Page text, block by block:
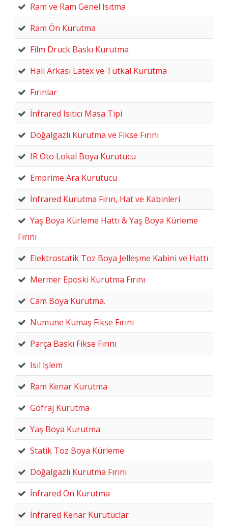
Ram ve Ram Genel Isıtma
Ram Ön Kurutma
Film Druck Baskı Kurutma
Halı Arkası Latex ve Tutkal Kurutma
Fırınlar
İnfrared Isıtıcı Masa Tipi
Doğalgazlı Kurutma ve Fikse Fırını
IR Oto Lokal Boya Kurutucu
Emprime Ara Kurutucu
İnfrared Kurutma Fırın, Hat ve Kabinleri
Yaş Boya Kürleme Hattı & Yaş Boya Kürleme
Fırını
Elektrostatik Toz Boya Jelleşme Kabini ve Hattı
Mermer Eposki Kurutma Fırını
Cam Boya Kurutma.
Numune Kumaş Fikse Fırını
Parça Baskı Fikse Fırını
Isıl İşlem
Ram Kenar Kurutma
Gofraj Kurutma
Yaş Boya Kurutma
Statik Toz Boya Kürleme
Doğalgazlı Kurutma Fırını
İnfrared Ön Kurutma
İnfrared Kenar Kurutuclar